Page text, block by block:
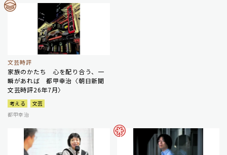
文芸時評
家族のかたち 心を配り合う、一
瞬があれば 都甲幸治〈朝日新聞
文芸時評26年7月〉
考える
文芸
都甲幸治